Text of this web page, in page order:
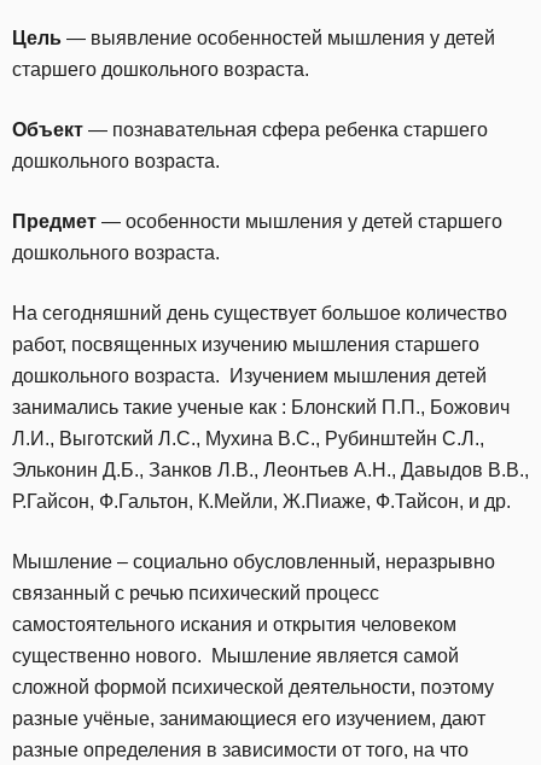
Цель — выявление особенностей мышления у детей
старшего дошкольного возраста.
Объект — познавательная сфера ребенка старшего
дошкольного возраста.
Предмет — особенности мышления у детей старшего
дошкольного возраста.
На сегодняшний день существует большое количество
работ, посвященных изучению мышления старшего
дошкольного возраста. Изучением мышления детей
занимались такие ученые как : Блонский П.П., Божович
Л.И., Выготский Л.С., Мухина В.С., Рубинштейн С.Л.,
Эльконин Д.Б., Занков Л.В., Леонтьев А.Н., Давыдов В.В.,
Р.Гайсон, Ф.Гальтон, К.Мейли, Ж.Пиаже, Ф.Тайсон, и др.
Мышление – социально обусловленный, неразрывно
связанный с речью психический процесс
самостоятельного искания и открытия человеком
существенно нового. Мышление является самой
сложной формой психической деятельности, поэтому
разные учёные, занимающиеся его изучением, дают
разные определения в зависимости от того, на что